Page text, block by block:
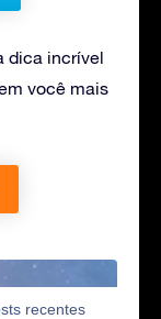
dica incrível
você mais
recentes